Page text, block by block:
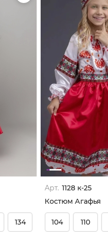
134
Арт. 1128 к-25
Костюм Агафья
104 110